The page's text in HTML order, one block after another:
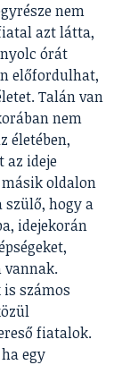
nem
azt látta,
órát
előfordulhat,
Talán van
nem
életében,
az ideje
másik oldalon
szülő, hogy a
idejekorán
vannak.
számos
fiatalok.
egy